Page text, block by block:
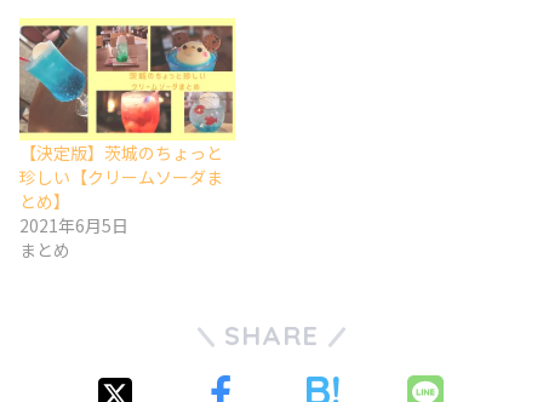
【決定版】茨城のちょっと
珍しい【クリームソーダま
とめ】
2021年6月5日
まとめ
SHARE